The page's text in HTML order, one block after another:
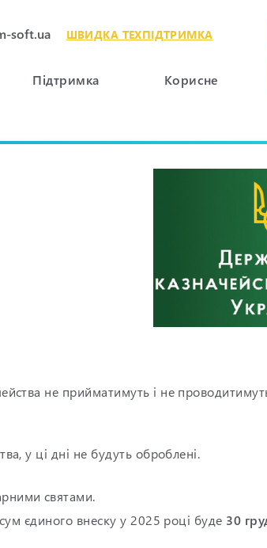
soft.ua ШВИДКА ТЕХПІДТРИМКА
Підтримка Корисне
не прийматимуть і не
у ці дні не будуть оброблені.
святами.
єдиного внеску у 2025 році буде 30